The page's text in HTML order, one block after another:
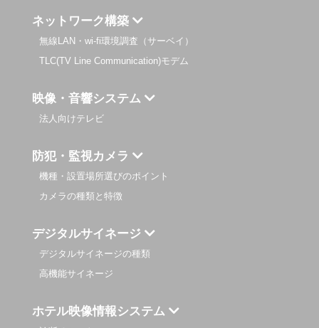
ネットワーク構築
無線LAN・wi-fi環境調査（サーベイ）
TLC(TV Line Communication)モデム
映像・音響システム
法人向けテレビ
防犯・監視カメラ
機種・設置場所選びのポイント
カメラの種類と特徴
デジタルサイネージ
デジタルサイネージの種類
高機能サイネージ
ホテル映像情報システム